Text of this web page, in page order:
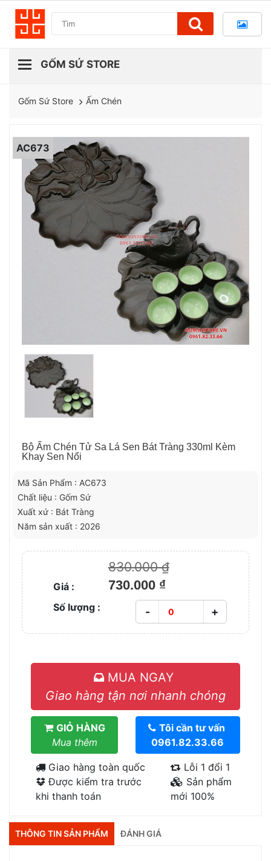
Gốm Sứ Store Ấm Chén
AC673
Bộ Ấm Chén Tử Sa Lá Sen Bát Tràng 330ml Kèm
Khay Sen Nổi
Mã Sản Phẩm : AC673
Chất liệu : Gốm Sứ
Xuất xứ : Bát Tràng
Năm sản xuất : 2026
830.000 ₫
Giá : 730.000 ₫
Số lượng : - +
MUA NGAY
Giao hàng tận nơi nhanh chóng
GIỎ HÀNG
Mua thêm
Tôi cần tư vấn
0961.82.33.66
Giao hàng toàn quốc
Được kiểm tra trước
khi thanh toán
Lỗi 1 đổi 1
Sản phẩm
mới 100%
THÔNG TIN SẢN PHẨM ĐÁNH GIÁ